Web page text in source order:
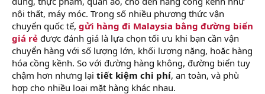
nội thất, máy móc. Trong số nhiều phương thức vận
chuyển quốc tế, gửi hàng đi Malaysia bằng đường biển
giá rẻ được đánh giá là lựa chọn tối ưu khi bạn cần vận
chuyển hàng với số lượng lớn, khối lượng nặng, hoặc hàng
hóa cồng kềnh. So với đường hàng không, đường biển tuy
chậm hơn nhưng lại tiết kiệm chi phí, an toàn, và phù
hợp cho nhiều loại mặt hàng khác nhau.